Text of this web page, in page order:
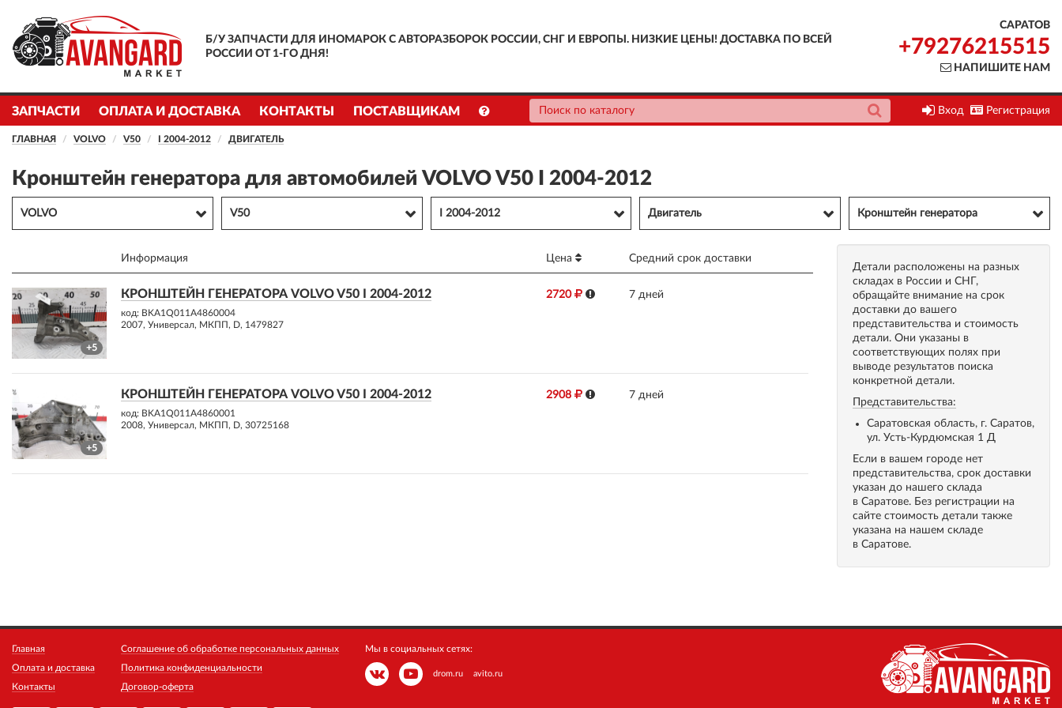
Б/У ЗАПЧАСТИ ДЛЯ ИНОМАРОК С АВТОРАЗБОРОК РОССИИ, СНГ И ЕВРОПЫ. НИЗКИЕ ЦЕНЫ! ДОСТАВКА ПО ВСЕЙ
РОССИИ ОТ 1-ГО ДНЯ!
САРАТОВ
+79276215515
НАПИШИТЕ НАМ
ЗАПЧАСТИ ОПЛАТА И ДОСТАВКА КОНТАКТЫ ПОСТАВЩИКАМ Вход Регистрация
ГЛАВНАЯ VOLVO V50 I 2004-2012 ДВИГАТЕЛЬ
Кронштейн генератора для автомобилей VOLVO V50 I 2004-2012
VOLVO V50 I 2004-2012 Двигатель Кронштейн генератора
Информация Цена Средний срок доставки
+5
КРОНШТЕЙН ГЕНЕРАТОРА VOLVO V50 I 2004-2012
код: BKA1Q011A4860004
2007, Универсал, МКПП, D, 1479827
2720 7 дней
+5
КРОНШТЕЙН ГЕНЕРАТОРА VOLVO V50 I 2004-2012
код: BKA1Q011A4860001
2008, Универсал, МКПП, D, 30725168
2908 7 дней
Детали расположены на разных
складах в России и СНГ,
обращайте внимание на срок
доставки до вашего
представительства и стоимость
детали. Они указаны в
соответствующих полях при
выводе результатов поиска
конкретной детали.
Представительства:
Саратовская область, г. Саратов,
ул. Усть-Курдюмская 1 Д
Если в вашем городе нет
представительства, срок доставки
указан до нашего склада
в Саратове. Без регистрации на
сайте стоимость детали также
указана на нашем складе
в Саратове.
Главная
Оплата и доставка
Контакты
Соглашение об обработке персональных данных
Политика конфиденциальности
Договор-оферта
Мы в социальных сетях:
drom.ru avito.ru